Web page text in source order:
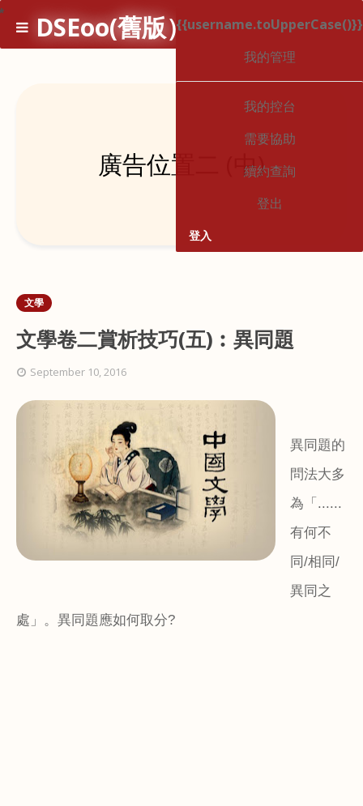
DSEoo(舊版）{{username.toUpperCase()}}
我的管理
我的控台
需要協助
續約查詢
登出
登入
1
廣告位置二 (中)
文學
文學卷二賞析技巧(五)︰異同題
September 10, 2016
異同題的
問法大多
為「 ......
有何不
同/相同/
異同之
處」。異同題應如何取分?